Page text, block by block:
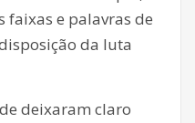
faixas e palavras de
da luta
deixaram claro